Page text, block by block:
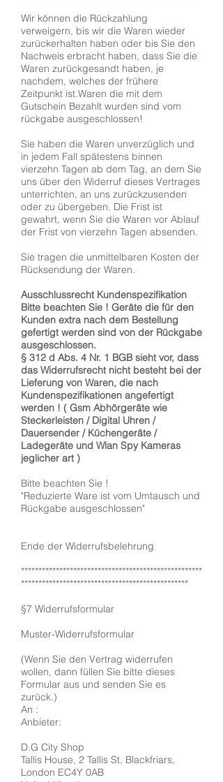
Wir können die Rückzahlung
verweigern, bis wir die Waren wieder
zurückerhalten haben oder bis Sie den
Nachweis erbracht haben, dass Sie die
Waren zurückgesandt haben, je
nachdem, welches der frühere
Zeitpunkt ist.Waren die mit dem
Gutschein Bezahlt wurden sind vom
rückgabe ausgeschlossen!
Sie haben die Waren unverzüglich und
in jedem Fall spätestens binnen
vierzehn Tagen ab dem Tag, an dem Sie
uns über den Widerruf dieses Vertrages
unterrichten, an uns zurückzusenden
oder zu übergeben. Die Frist ist
gewahrt, wenn Sie die Waren vor Ablauf
der Frist von vierzehn Tagen absenden.
Sie tragen die unmittelbaren Kosten der
Rücksendung der Waren.
Ausschlussrecht Kundenspezifikation
Bitte beachten Sie ! Geräte die für den
Kunden extra nach dem Bestellung
gefertigt werden sind von der Rückgabe
ausgeschlossen.
§ 312 d Abs. 4 Nr. 1 BGB sieht vor, dass
das Widerrufsrecht nicht besteht bei der
Lieferung von Waren, die nach
Kundenspezifikationen angefertigt
werden ! ( Gsm Abhörgeräte wie
Steckerleisten / Digital Uhren /
Dauersender / Küchengeräte /
Ladegeräte und Wlan Spy Kameras
jeglicher art )
Bitte beachten Sie !
"Reduzierte Ware ist vom Umtausch und
Rückgabe ausgeschlossen"
Ende der Widerrufsbelehrung
****************************************************
************************************************
§7 Widerrufsformular
Muster-Widerrufsformular
(Wenn Sie den Vertrag widerrufen
wollen, dann füllen Sie bitte dieses
Formular aus und senden Sie es
zurück.)
An :
Anbieter:
D.G City Shop
Tallis House, 2 Tallis St, Blackfriars,
London EC4Y 0AB